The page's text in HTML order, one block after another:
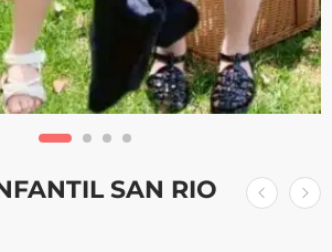
SAN RIO